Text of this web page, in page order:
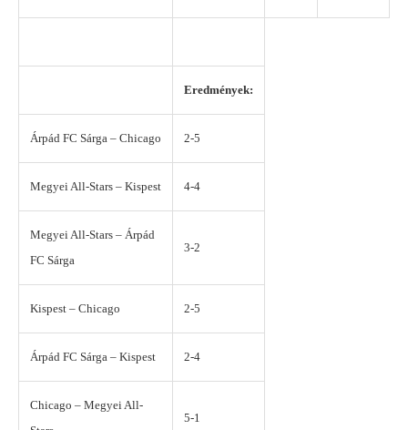
Eredmények:
Árpád FC Sárga – Chicago 2-5
Megyei All-Stars – Kispest 4-4
Megyei All-Stars – Árpád
FC Sárga
3-2
Kispest – Chicago 2-5
Árpád FC Sárga – Kispest 2-4
Chicago – Megyei All-
5-1